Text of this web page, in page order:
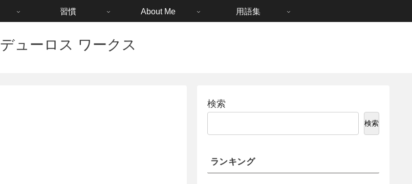
デューロス ワークス
習慣 About Me 用語集
検索
検索
ランキング